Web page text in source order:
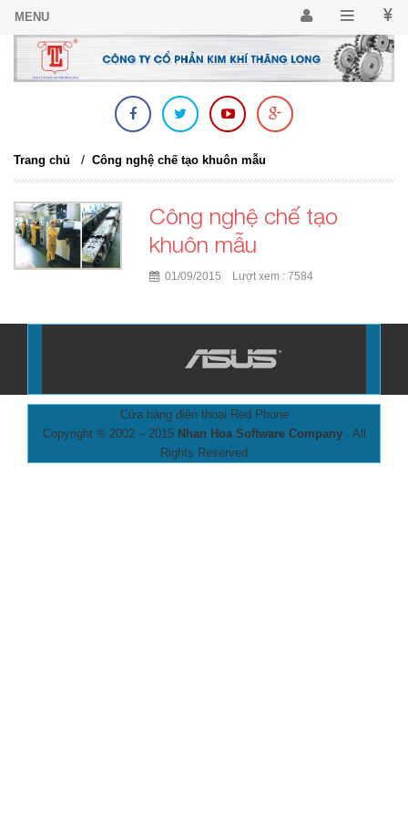
Trang chủ / Công nghệ chế tạo khuôn mẫu
Công nghệ chế tạo
khuôn mẫu
01/09/2015 Lượt xem : 7584
Cửa hàng điện thoại Red Phone
Copyright ® 2002 – 2015 Nhan Hoa Software Company . All
Rights Reserved